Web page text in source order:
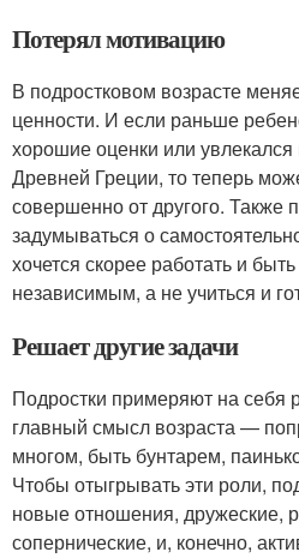
Потерял мотивацию
В подростковом возрасте
ценности. И если раньше
хорошие оценки или увлекался
Древней Греции, то теперь
совершенно от другого. Также
задумываться о
хочется скорее работать и
независимым, а не учиться и
Решает другие задачи
Подростки примеряют на себя
главный смысл возраста —
многом, быть бунтарем,
Чтобы отыгрывать эти роли,
новые отношения, дружеские,
сопернические, и, конечно,